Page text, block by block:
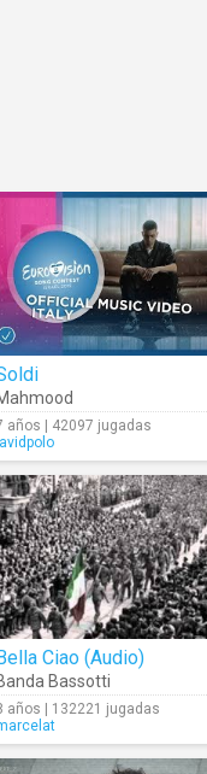
años | 42097 jugadas
Ciao (Audio)
Bassotti
años | 132221 jugadas